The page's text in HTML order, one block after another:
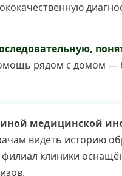
рядом с домом —
медицинской
видеть историю
клиники